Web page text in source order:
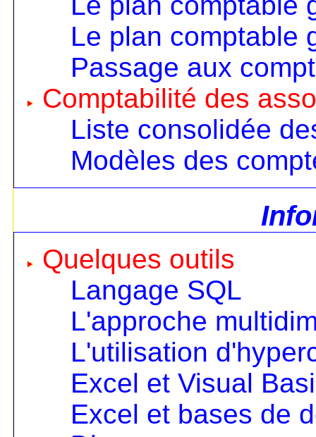
Le plan comptable
Passage aux
Comptabilité des
Liste consolidée
Modèles des
Quelques outils
Langage SQL
L'approche
L'utilisation
Excel et Visual
Excel et bases de